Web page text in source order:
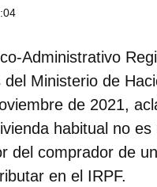
Administrativo
del Ministerio de
de 2021,
habitual no
del comprador de
en el IRPF.